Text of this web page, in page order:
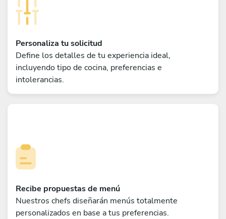
Personaliza tu solicitud
Define los detalles de tu experiencia ideal,
incluyendo tipo de cocina, preferencias e
intolerancias.
Recibe propuestas de menú
Nuestros chefs diseñarán menús totalmente
personalizados en base a tus preferencias.